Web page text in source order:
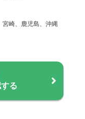
崎、鹿児島、沖縄
る